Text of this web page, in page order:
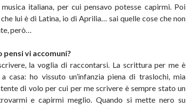
italiana, per cui pensavo potesse capirmi. Poi
lui è di Latina, io di Aprilia… sai quelle cose che non
però…
pensi vi accomuni?
la voglia di raccontarsi. La scrittura per me è
casa: ho vissuto un’infanzia piena di traslochi, mia
di volo per cui per me scrivere è sempre stato un
e capirmi meglio. Quando si mette nero su